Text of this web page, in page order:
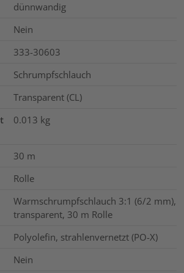
dünnwandig
Nein
333-30603
Schrumpfschlauch
Transparent (CL)
0.013 kg
30 m
Rolle
Warmschrumpfschlauch 3:1 (6/2 mm),
transparent, 30 m Rolle
Polyolefin, strahlenvernetzt (PO-X)
Nein